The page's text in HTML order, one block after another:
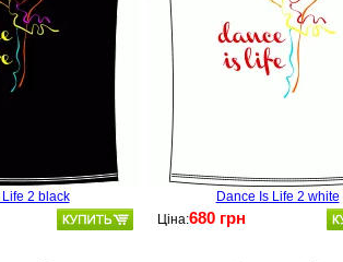
Life 2 black
Dance Is Life 2 white
Ціна:680 грн